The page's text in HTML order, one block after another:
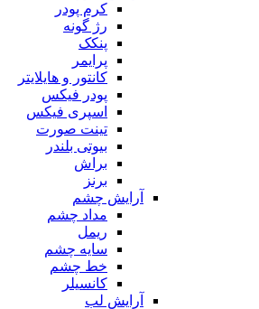
کرم پودر
رژ گونه
پنکک
پرایمر
کانتور و هایلایتر
پودر فیکس
اسپری فیکس
تینت صورت
بیوتی بلندر
براش
برنز
آرایش چشم
مداد چشم
ریمل
سایه چشم
خط چشم
کانسیلر
آرایش لب